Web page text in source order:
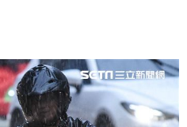
災性降雨的風險。（記